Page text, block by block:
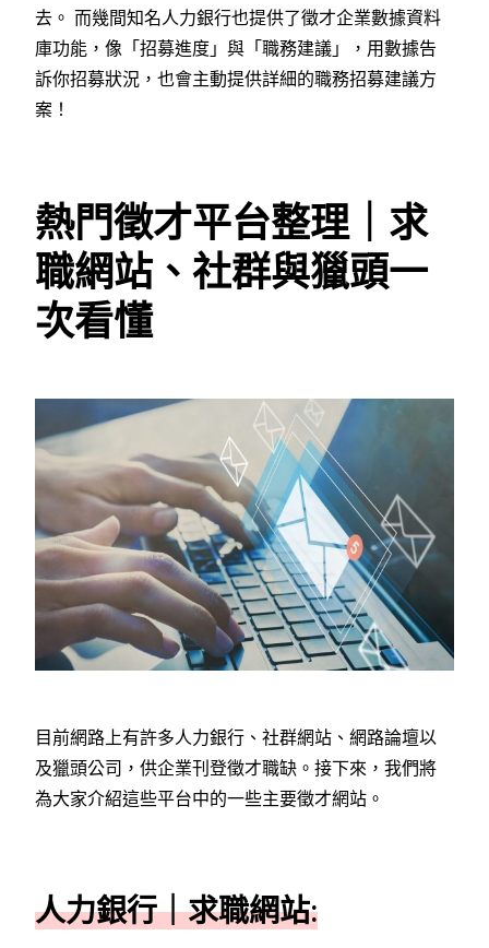
去。 而幾間知名人力銀行也提供了徵才企業數據資料
庫功能，像「招募進度」與「職務建議」，用數據告
訴你招募狀況，也會主動提供詳細的職務招募建議方
案！
熱門徵才平台整理｜求
職網站、社群與獵頭一
次看懂
目前網路上有許多人力銀行、社群網站、網路論壇以
及獵頭公司，供企業刊登徵才職缺。接下來，我們將
為大家介紹這些平台中的一些主要徵才網站。
人力銀行｜求職網站: